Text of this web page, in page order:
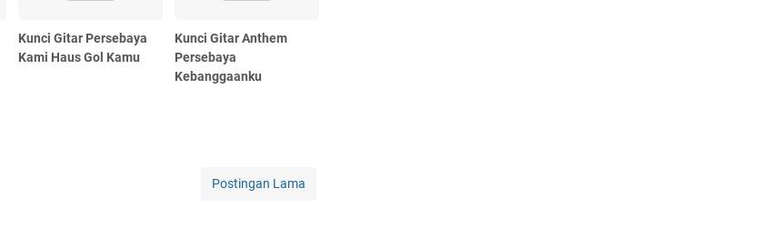
Kunci Gitar Persebaya
Kami Haus Gol Kamu
Kunci Gitar Anthem
Persebaya
Kebanggaanku
Postingan Lama